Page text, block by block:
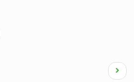
Next